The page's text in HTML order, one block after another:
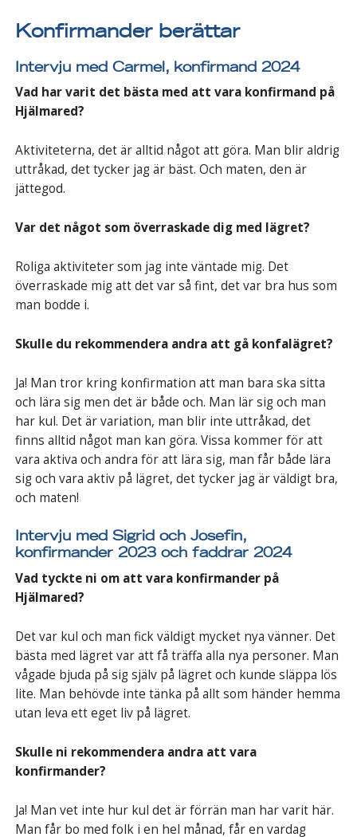
Konfirmander berättar
Intervju med Carmel, konfirmand 2024
Vad har varit det bästa med att vara konfirmand på
Hjälmared?
Aktiviteterna, det är alltid något att göra. Man blir aldrig
uttråkad, det tycker jag är bäst. Och maten, den är
jättegod.
Var det något som överraskade dig med lägret?
Roliga aktiviteter som jag inte väntade mig. Det
överraskade mig att det var så fint, det var bra hus som
man bodde i.
Skulle du rekommendera andra att gå konfalägret?
Ja! Man tror kring konfirmation att man bara ska sitta
och lära sig men det är både och. Man lär sig och man
har kul. Det är variation, man blir inte uttråkad, det
finns alltid något man kan göra. Vissa kommer för att
vara aktiva och andra för att lära sig, man får både lära
sig och vara aktiv på lägret, det tycker jag är väldigt bra,
och maten!
Intervju med Sigrid och Josefin,
konfirmander 2023 och faddrar 2024
Vad tyckte ni om att vara konfirmander på
Hjälmared?
Det var kul och man fick väldigt mycket nya vänner. Det
bästa med lägret var att få träffa alla nya personer. Man
vågade bjuda på sig själv på lägret och kunde släppa lös
lite. Man behövde inte tänka på allt som händer hemma
utan leva ett eget liv på lägret.
Skulle ni rekommendera andra att vara
konfirmander?
Ja! Man vet inte hur kul det är förrän man har varit här.
Man får bo med folk i en hel månad, får en vardag